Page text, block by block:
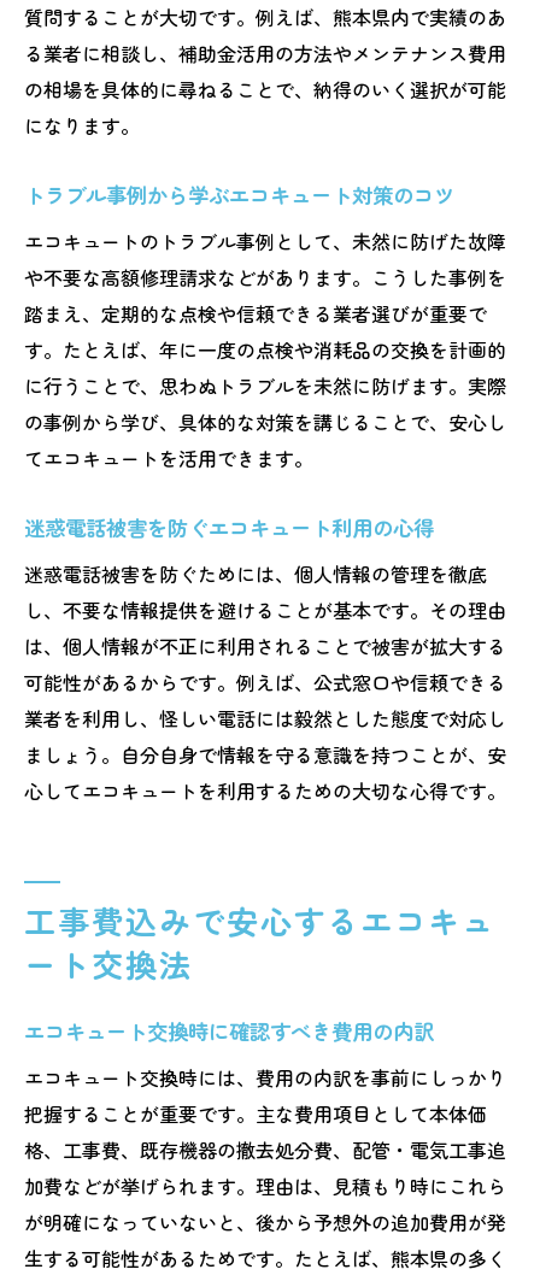
質問することが大切です。例えば、熊本県内で実績のあ
る業者に相談し、補助金活用の方法やメンテナンス費用
の相場を具体的に尋ねることで、納得のいく選択が可能
になります。
トラブル事例から学ぶエコキュート対策のコツ
エコキュートのトラブル事例として、未然に防げた故障
や不要な高額修理請求などがあります。こうした事例を
踏まえ、定期的な点検や信頼できる業者選びが重要で
す。たとえば、年に一度の点検や消耗品の交換を計画的
に行うことで、思わぬトラブルを未然に防げます。実際
の事例から学び、具体的な対策を講じることで、安心し
てエコキュートを活用できます。
迷惑電話被害を防ぐエコキュート利用の心得
迷惑電話被害を防ぐためには、個人情報の管理を徹底
し、不要な情報提供を避けることが基本です。その理由
は、個人情報が不正に利用されることで被害が拡大する
可能性があるからです。例えば、公式窓口や信頼できる
業者を利用し、怪しい電話には毅然とした態度で対応し
ましょう。自分自身で情報を守る意識を持つことが、安
心してエコキュートを利用するための大切な心得です。
工事費込みで安心するエコキュ
ート交換法
エコキュート交換時に確認すべき費用の内訳
エコキュート交換時には、費用の内訳を事前にしっかり
把握することが重要です。主な費用項目として本体価
格、工事費、既存機器の撤去処分費、配管・電気工事追
加費などが挙げられます。理由は、見積もり時にこれら
が明確になっていないと、後から予想外の追加費用が発
生する可能性があるためです。たとえば、熊本県の多く